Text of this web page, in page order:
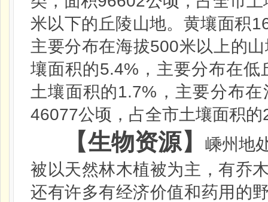
米以下的丘陵山地。黄壤面积
主要分布在海拔500米以上的
壤面积的5.4% ，主要分布在
土壤面积的1.7% ，主要分布
46077公顷，占全市土壤面积的
【生物资源】
嵊州地
被以天然林木植被为主，有乔
还有许多有经济价值和药用的